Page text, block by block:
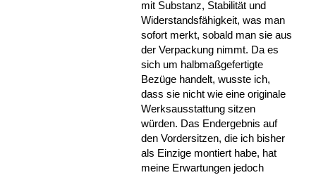
mit Substanz, Stabilität und
Widerstandsfähigkeit, was man
sofort merkt, sobald man sie aus
der Verpackung nimmt. Da es
sich um halbmaßgefertigte
Bezüge handelt, wusste ich,
dass sie nicht wie eine originale
Werksausstattung sitzen
würden. Das Endergebnis auf
den Vordersitzen, die ich bisher
als Einzige montiert habe, hat
meine Erwartungen jedoch